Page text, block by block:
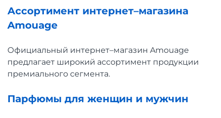
Ассортимент интернет–магазина
Amouage
Официальный интернет–магазин Amouage
предлагает широкий ассортимент продукции
премиального сегмента.
Парфюмы для женщин и мужчин